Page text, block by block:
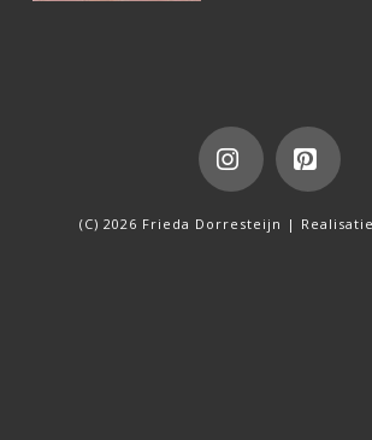
Instagram
(C) 2026 Frieda Dorresteijn |